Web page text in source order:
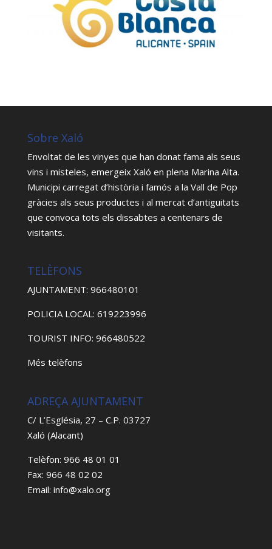
Sobre Xaló
Envoltat de les vinyes que han donat fama als seus
vins i misteles, emergeix Xaló en plena Marina Alta.
Municipi carregat d’història i famós a la Vall de Pop
gràcies als seus productes i al mercat d’antiguitats
que convoca tots els dissabtes a centenars de
visitants.
TELÈFONS
AJUNTAMENT: 966480101
POLICIA LOCAL: 619223996
TOURIST INFO: 966480522
Més telèfons
ADREÇA AJUNTAMENT
C/ L’Església, 27 – C.P. 03727
Xaló (Alacant)
Telèfon: 966 48 01 01
Fax: 966 48 02 02
Email: info@xalo.org